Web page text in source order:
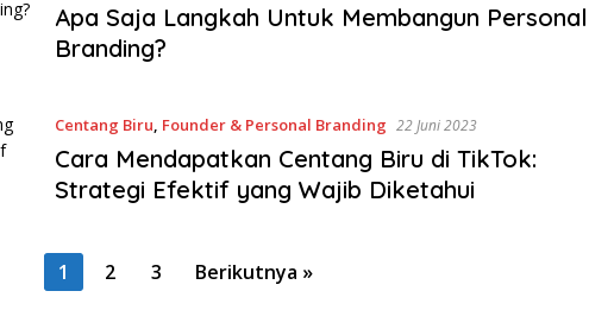
Apa Saja Langkah Untuk Membangun Personal
Branding?
Centang Biru, Founder & Personal Branding 22 Juni 2023
Cara Mendapatkan Centang Biru di TikTok:
Strategi Efektif yang Wajib Diketahui
1 2 3 Berikutnya »